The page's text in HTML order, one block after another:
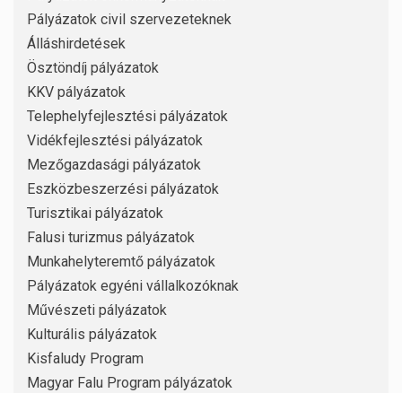
Pályázatok civil szervezeteknek
Álláshirdetések
Ösztöndíj pályázatok
KKV pályázatok
Telephelyfejlesztési pályázatok
Vidékfejlesztési pályázatok
Mezőgazdasági pályázatok
Eszközbeszerzési pályázatok
Turisztikai pályázatok
Falusi turizmus pályázatok
Munkahelyteremtő pályázatok
Pályázatok egyéni vállalkozóknak
Művészeti pályázatok
Kulturális pályázatok
Kisfaludy Program
Magyar Falu Program pályázatok